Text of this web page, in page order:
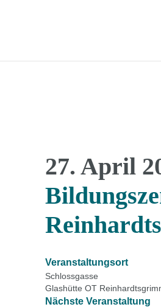
27. April
Veranstaltungsort
Schlossgasse
Glashütte OT
Nächste Veranstaltung